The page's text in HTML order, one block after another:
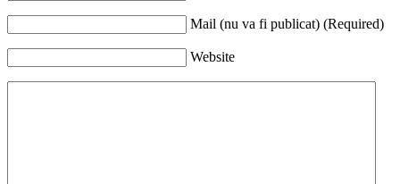
Mail (nu va fi publicat) (Required)
Website